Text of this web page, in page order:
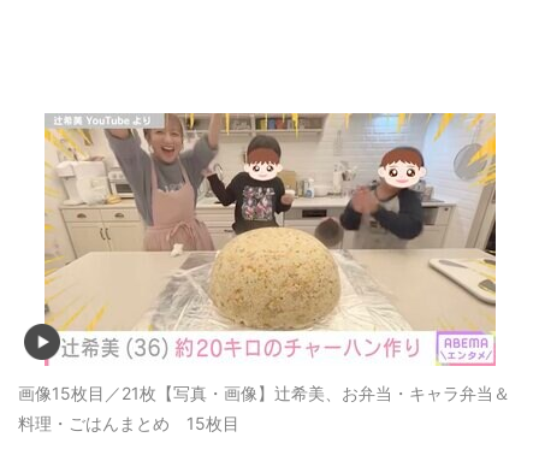
画像15枚目／21枚 【写真・画像】辻希美、お弁当・キャラ弁当＆
料理・ごはんまとめ 15枚目